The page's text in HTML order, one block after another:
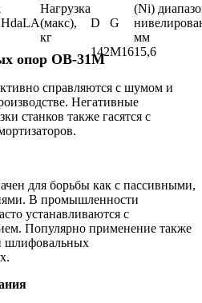
HdaLA
Нагрузка
(макс),
кг
D G
(Ni)
мм
142M1615,6
опор OB-31M
справляются с шумом и
Негативные
станков также гасятся с
для борьбы как с пассивными,
В промышленности
устанавливаются с
Популярно применение также
шлифовальных